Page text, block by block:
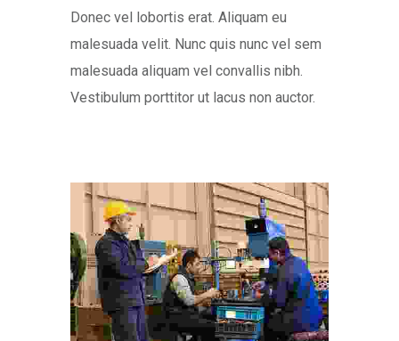
Donec vel lobortis erat. Aliquam eu
malesuada velit. Nunc quis nunc vel sem
malesuada aliquam vel convallis nibh.
Vestibulum porttitor ut lacus non auctor.